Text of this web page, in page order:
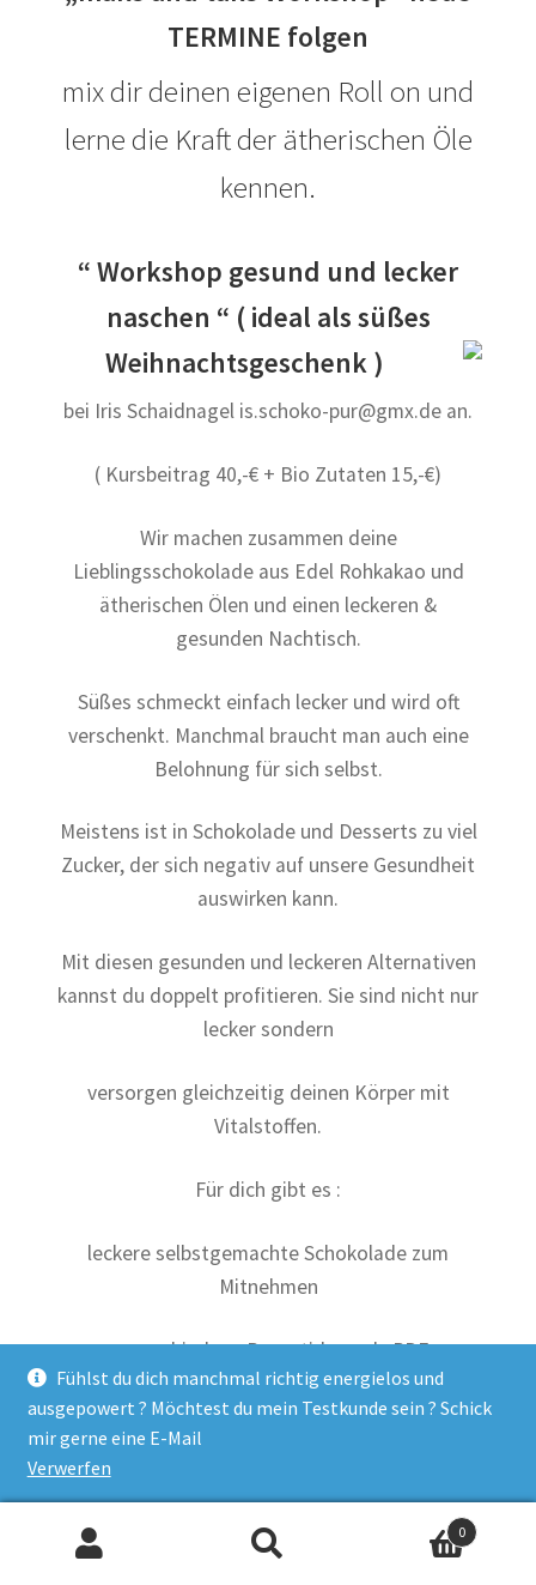
Fühlst du dich manchmal richtig energielos und
ausgepowert ? Möchtest du mein Testkunde sein ? Schick
mir gerne eine E-Mail
Verwerfen
TERMINE folgen
mix dir deinen eigenen Roll on und
lerne die Kraft der ätherischen Öle
kennen.
“ Workshop gesund und lecker
naschen “ ( ideal als süßes
Weihnachtsgeschenk )
bei Iris Schaidnagel is.schoko-pur@gmx.de an.
( Kursbeitrag 40,-€ + Bio Zutaten 15,-€)
Wir machen zusammen deine
Lieblingsschokolade aus Edel Rohkakao und
ätherischen Ölen und einen leckeren &
gesunden Nachtisch.
Süßes schmeckt einfach lecker und wird oft
verschenkt. Manchmal braucht man auch eine
Belohnung für sich selbst.
Meistens ist in Schokolade und Desserts zu viel
Zucker, der sich negativ auf unsere Gesundheit
auswirken kann.
Mit diesen gesunden und leckeren Alternativen
kannst du doppelt profitieren. Sie sind nicht nur
lecker sondern
versorgen gleichzeitig deinen Körper mit
Vitalstoffen.
Für dich gibt es :
leckere selbstgemachte Schokolade zum
Mitnehmen
+ verschiedene Rezeptideen als PDF
+ 5ml 100 % natürliches Wild Orangen Öl
+ einen duften Nachtisch gleich zum Genießen
Workshop im Herbst 2023 geplant
0